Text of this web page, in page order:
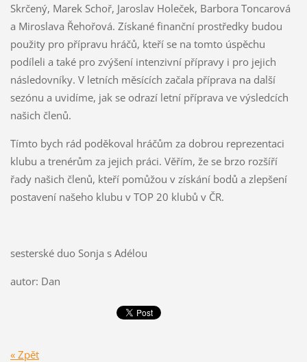
Skrčený, Marek Schoř, Jaroslav Holeček, Barbora Toncarová
a Miroslava Řehořová. Získané finanční prostředky budou
použity pro přípravu hráčů, kteří se na tomto úspěchu
podíleli a také pro zvýšení intenzivní přípravy i pro jejich
následovníky. V letních měsících začala příprava na další
sezónu a uvidíme, jak se odrazí letní příprava ve výsledcích
našich členů.
Tímto bych rád poděkoval hráčům za dobrou reprezentaci
klubu a trenérům za jejich práci. Věřím, že se brzo rozšíří
řady našich členů, kteří pomůžou v získání bodů a zlepšení
postavení našeho klubu v TOP 20 klubů v ČR.
sesterské duo Sonja s Adélou
autor: Dan
« Zpět